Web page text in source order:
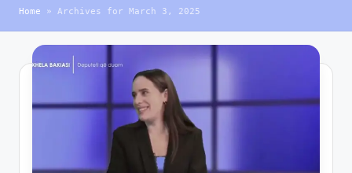
Home » Archives for March 3, 2025